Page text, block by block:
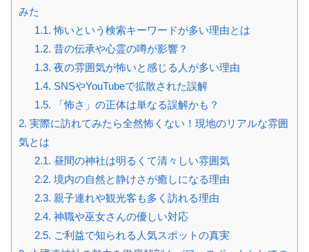
みた
1.1. 怖いという検索キーワードが多い理由とは
1.2. 昔の伝承や心霊の噂が影響？
1.3. 夜の雰囲気が怖いと感じる人が多い理由
1.4. SNSやYouTubeで拡散された誤解
1.5. 「怖さ」の正体は単なる誤解かも？
2. 実際に訪れてみたら全然怖くない！現地のリアルな雰囲
気とは
2.1. 昼間の神社は明るくて清々しい雰囲気
2.2. 境内の自然と静けさが癒しになる理由
2.3. 親子連れや観光客も多く訪れる理由
2.4. 神職や巫女さんの優しい対応
2.5. ご利益で知られる人気スポットの真実